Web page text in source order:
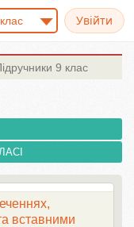
9 клас
вставними